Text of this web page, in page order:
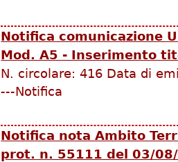
Notifica comunicazione
Mod. A5 - Inserimento
N. circolare:416 Data di
---Notifica
Notifica nota Ambito
prot. n. 55111 del 03/